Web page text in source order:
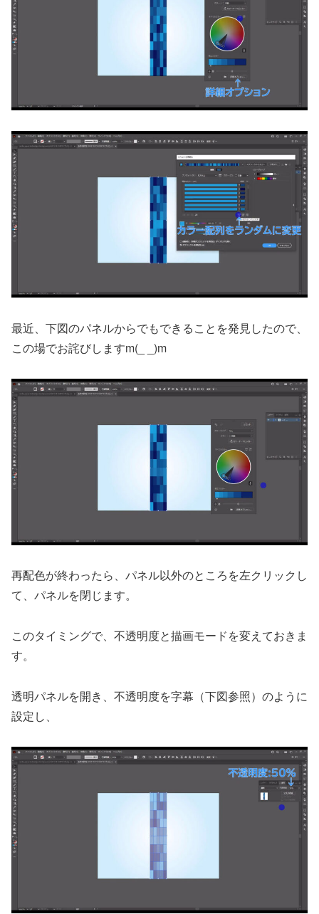
最近、下図のパネルからでもできることを発見したので、
この場でお詫びしますm(_ _)m
再配色が終わったら、パネル以外のところを左クリックし
て、パネルを閉じます。
このタイミングで、不透明度と描画モードを変えておきま
す。
透明パネルを開き、不透明度を字幕（下図参照）のように
設定し、